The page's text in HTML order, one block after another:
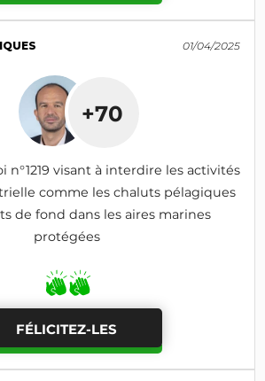
01/04/2025
+70
n°1219 visant à interdire les activités
comme les chaluts pélagiques
de fond dans les aires marines
protégées
FÉLICITEZ-LES